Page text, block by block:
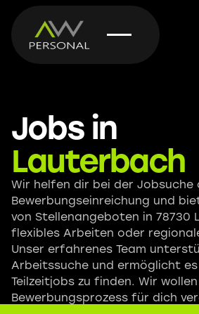
Jobs in
Lauterbach
Wir helfen dir bei der Jobsuche
Bewerbungseinreichung und
von Stellenangeboten in 78730
flexibles Arbeiten oder
Unser erfahrenes Team
Arbeitssuche und ermöglicht
Teilzeitjobs zu finden. Wir
Bewerbungsprozess für dich